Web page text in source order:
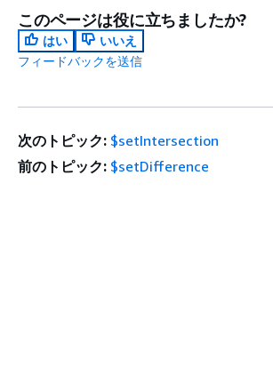
このページは役に立ちましたか?
はい
いいえ
フィードバックを送信
次のトピック: $setIntersection
前のトピック: $setDifference